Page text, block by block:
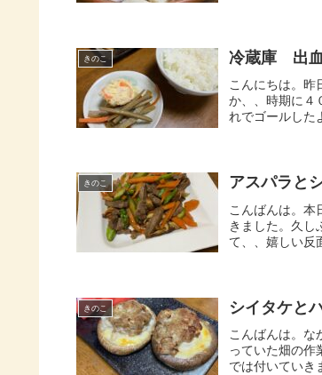
きのこ 冷蔵庫 出血
こんにちは。
か、、時期に４
れでゴールした
きのこ アスパラと
こんばんは。本
きました。久し
て、、嬉しい反
きのこ シイタケと
こんばんは。な
っていた畑の作
では付いていき